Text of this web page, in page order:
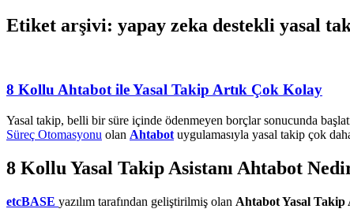
Etiket arşivi: yapay zeka destekli yasal
8 Kollu Ahtabot ile Yasal Takip Artık Çok Kolay
Yasal takip, belli bir süre içinde ödenmeyen borçlar sonucunda
Süreç Otomasyonu olan Ahtabot uygulamasıyla yasal takip çok
8 Kollu Yasal Takip Asistanı Ahtabot
etcBASE yazılım tarafından geliştirilmiş olan Ahtabot Yasal Takip